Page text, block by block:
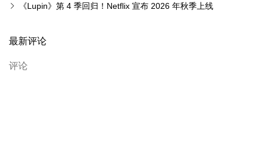
开 《Lupin》第 4 季回归！Netflix 宣布 2026 年秋季上线
最新评论